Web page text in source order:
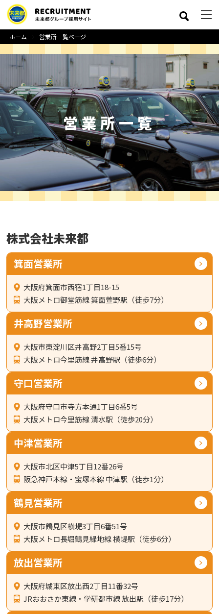
close
ホーム 営業所一覧ページ
営業所一覧
株式会社未来都
箕面営業所
大阪府箕面市西宿1丁目18-15
大阪メトロ御堂筋線 箕面萱野駅（徒歩7分）
井高野営業所
大阪市東淀川区井高野2丁目5番15号
大阪メトロ今里筋線 井高野駅（徒歩6分）
守口営業所
大阪府守口市寺方本通1丁目6番5号
大阪メトロ今里筋線 清水駅（徒歩20分）
中津営業所
大阪市北区中津5丁目12番26号
阪急神戸本線・宝塚本線 中津駅（徒歩1分）
鶴見営業所
大阪市鶴見区横堤3丁目6番51号
大阪メトロ長堀鶴見緑地線 横堤駅（徒歩6分）
放出営業所
大阪府城東区放出西2丁目11番32号
JRおおさか東線・学研都市線 放出駅（徒歩17分）